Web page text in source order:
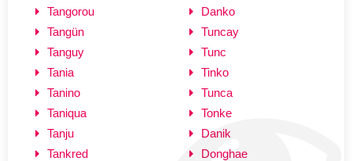
Tangorou
Tangün
Tanguy
Tania
Tanino
Taniqua
Tanju
Tankred
Danko
Tuncay
Tunc
Tinko
Tunca
Tonke
Danik
Donghae